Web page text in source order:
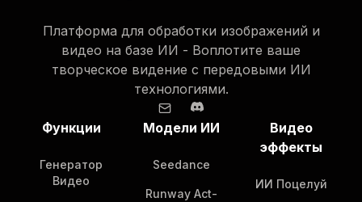
Платформа для обработки изображений и
видео на базе ИИ - Воплотите ваше
творческое видение с передовыми ИИ
технологиями.
Функции
Генератор
Видео
Модели ИИ
Seedance
Runway Act-
Видео
эффекты
ИИ Поцелуй